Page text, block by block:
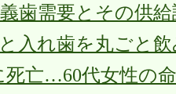
歯需要とその供
と入れ歯を丸ごと
死亡…60代女性の